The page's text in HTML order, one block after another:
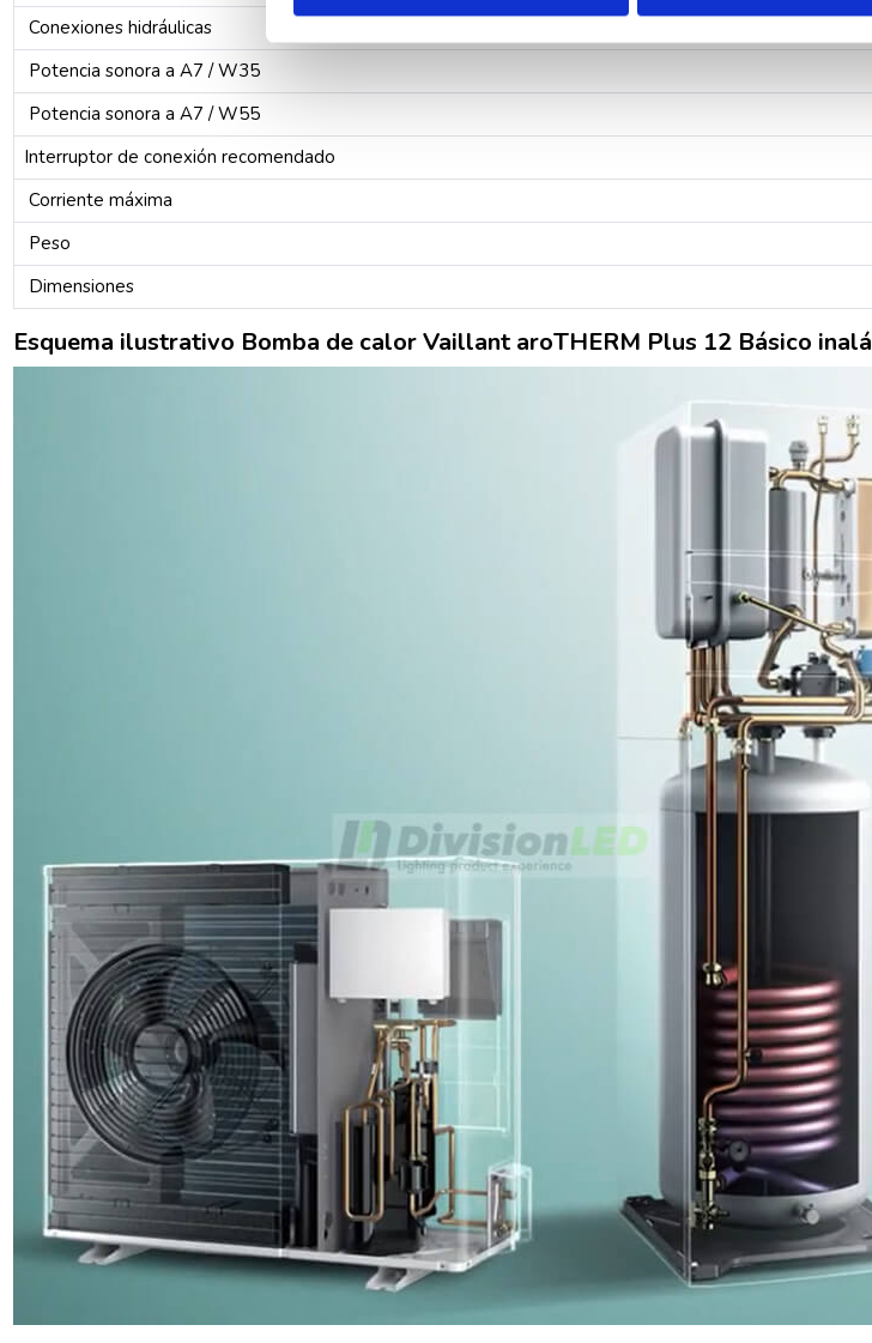
Conexiones hidráulicas
Potencia sonora a A7 / W35
Potencia sonora a A7 / W55
Interruptor de conexión recomendado
Corriente máxima
Peso
Dimensiones
Esquema ilustrativo Bomba de calor Vaillant aroTHERM Plus 12 Básico